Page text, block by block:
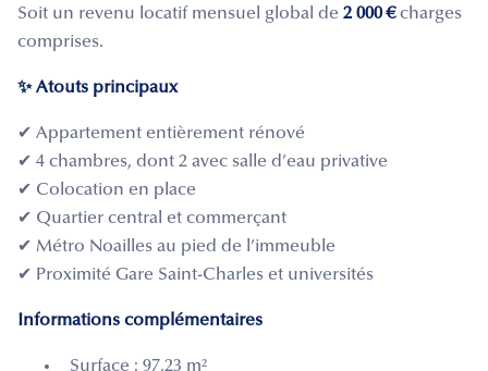
Soit un revenu locatif mensuel global de 2 000 €charges
comprises.
✨ Atouts principaux
✔ Appartement entièrement rénové
✔ 4 chambres, dont 2 avec salle d’eau privative
✔ Colocation en place
✔ Quartier central et commerçant
✔ Métro Noailles au pied de l’immeuble
✔ Proximité Gare Saint-Charles et universités
Informations complémentaires
Surface : 97,23 m²